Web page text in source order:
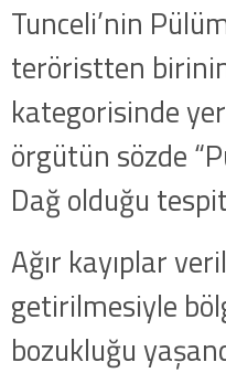
Tunceli’nin
teröristten
kategorisinde
örgütün sözde
Dağ olduğu
Ağır kayıplar
getirilmesiyle
bozukluğu